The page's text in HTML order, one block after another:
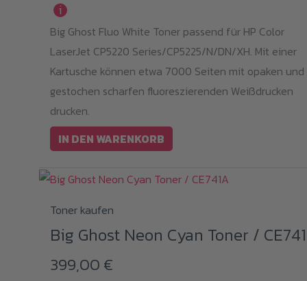
i
Big Ghost Fluo White Toner passend für HP Color
LaserJet CP5220 Series/CP5225/N/DN/XH. Mit einer
Kartusche können etwa 7000 Seiten mit opaken und
gestochen scharfen fluoreszierenden Weißdrucken
drucken.
IN DEN WARENKORB
Toner kaufen
Big Ghost Neon Cyan Toner /
399,00 €